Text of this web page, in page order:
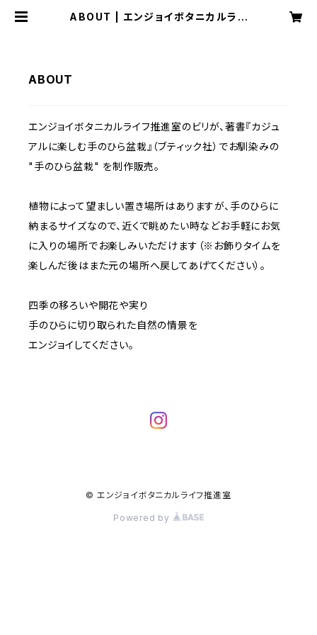
ABOUT | エンジョイボタニカルライ
ABOUT
エンジョイボタニカルライフ推進室のビリが、著書『カジュ
アルに楽しむ手のひら盆栽』（ブティック社）でお馴染みの
"手のひら盆栽" を制作販売。
植物によって望ましい置き場所はありますが、手のひらに
納まるサイズなので、近くで眺めたい時などお手軽にお気
に入りの場所でお楽しみいただけます（※お飾りタイムを
楽しんだ後はまた元の場所へ戻してあげてください）。
四季の移ろいや開花や実り
手のひらに切り取られた自然の情景を
エンジョイしてください。
© エンジョイボタニカルライフ推進室
Powered by